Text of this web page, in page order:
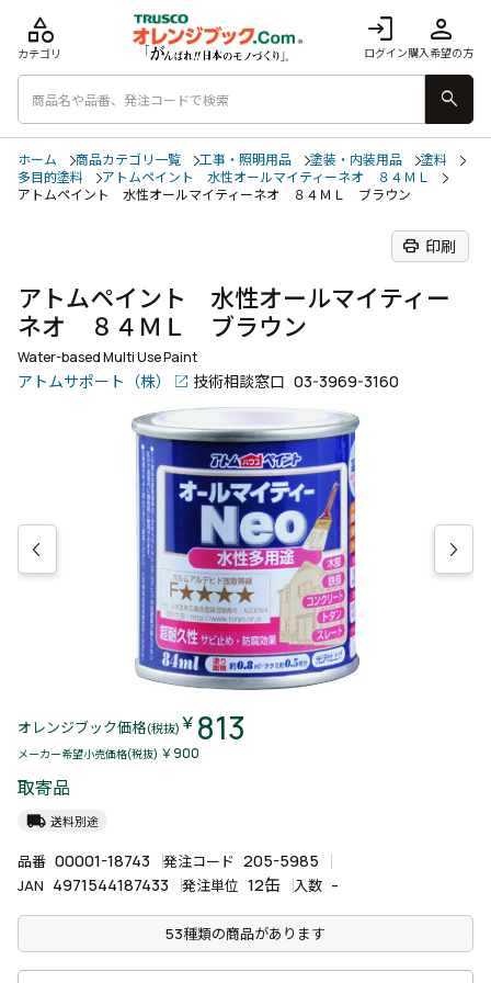
login
ログイン
person
購入希望の方
category
カテゴリ
search
ホーム 商品カテゴリ一覧 工事・照明用品 塗装・内装用品
塗料
多目的塗料
アトムペイント 水性オールマイティーネオ ８４ＭＬ
アトムペイント 水性オールマイティーネオ ８４ＭＬ ブラウン
print 印刷
アトムペイント 水性オールマイティー
ネオ ８４ＭＬ ブラウン
Water-based Multi Use Paint
アトムサポート（株） 技術相談窓口 03-3969-3160
オレンジブック価格(税抜) ￥ 813
メーカー希望小売価格(税抜) ￥900
取寄品
local_shipping 送料別途
品番 00001-18743 発注コード 205-5985
JAN 4971544187433 発注単位 12缶 入数 -
53種類の商品があります